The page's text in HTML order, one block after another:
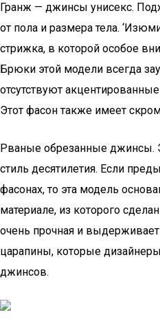
Гранж — джинсы унисекс.
от пола и размера тела.
стрижка, в которой особое
Брюки этой модели всегда
отсутствуют
Этот фасон также имеет
Рваные обрезанные джинсы.
стиль десятилетия. Если
фасонах, то эта модель
материале, из которого
очень прочная и
царапины, которые
джинсов.